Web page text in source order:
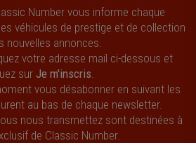
Number vous informe chaque
véhicules de prestige et de collection
nouvelles annonces.
votre adresse mail ci-dessous et
sur Je m'inscris
vous désabonner en suivant les
au bas de chaque newsletter.
nous transmettez sont destinées à
de Classic Number.